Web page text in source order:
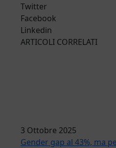
Twitter
Facebook
Linkedin
ARTICOLI CORRELATI
3 Ottobre 2025
Gender gap al 43%, ma